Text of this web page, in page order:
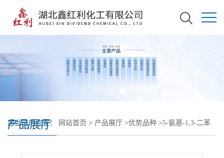
产品展厅
您当前的位置： 网站首页 > 产品展厅 >优势品种 >5-氨基-1,3-二苯